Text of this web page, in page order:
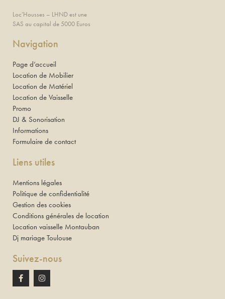
Loc’Housses – LHND est une
SAS au capital de 5000 Euros
Navigation
Page d’accueil
Location de Mobilier
Location de Matériel
Location de Vaisselle
Promo
DJ & Sonorisation
Informations
Formulaire de contact
Liens utiles
Mentions légales
Politique de confidentialité
Gestion des cookies
Conditions générales de location
Location vaisselle Montauban
Dj mariage Toulouse
Suivez-nous